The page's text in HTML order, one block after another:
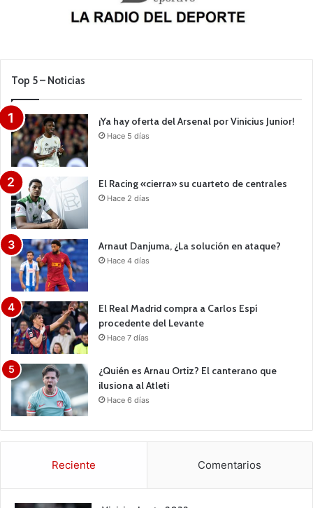
Top 5 – Noticias
¡Ya hay oferta del Arsenal por Vinicius Junior!
Hace 5 días
El Racing «cierra» su cuarteto de centrales
Hace 2 días
Arnaut Danjuma, ¿La solución en ataque?
Hace 4 días
El Real Madrid compra a Carlos Espí
procedente del Levante
Hace 7 días
¿Quién es Arnau Ortiz? El canterano que
ilusiona al Atleti
Hace 6 días
Reciente Comentarios